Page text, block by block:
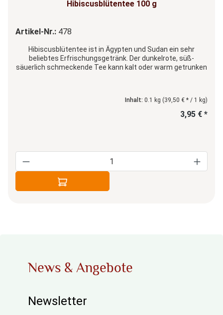
Hibiscusblütentee 100 g
Artikel-Nr.: 478
Hibiscusblütentee ist in Ägypten und Sudan ein sehr
beliebtes Erfrischungsgetränk. Der dunkelrote, süß-
säuerlich schmeckende Tee kann kalt oder warm getrunken
Inhalt: 0.1 kg (39,50 € * / 1 kg)
3,95 € *
Produkt Anzahl: Gib den gewünschten
In den Warenkorb
News & Angebote
Newsletter